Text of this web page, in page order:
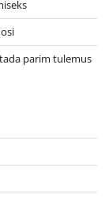
parim tulemus